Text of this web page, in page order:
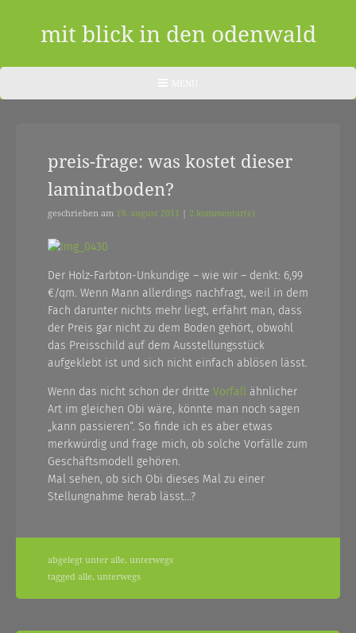
mit blick in den odenwald
blog
dem
odenwald
zwischendurch
nebenher…
preis-frage: was kostet dieser
laminatboden?
geschrieben am 19. august 2011 | 2 kommentar(e)
Der Holz-Farbton-Unkundige – wie wir – denkt: 6,99
€/qm. Wenn Mann allerdings nachfragt, weil in dem
Fach darunter nichts mehr liegt, erfährt man, dass
der Preis gar nicht zu dem Boden gehört, obwohl
das Preisschild auf dem Ausstellungsstück
aufgeklebt ist und sich nicht einfach ablösen lässt.
Wenn das nicht schon der dritte Vorfall ähnlicher
Art im gleichen Obi wäre, könnte man noch sagen
„kann passieren“. So finde ich es aber etwas
merkwürdig und frage mich, ob solche Vorfälle zum
Geschäftsmodell gehören.
Mal sehen, ob sich Obi dieses Mal zu einer
Stellungnahme herab lässt…?
abgelegt unter alle, unterwegs
tagged alle, unterwegs